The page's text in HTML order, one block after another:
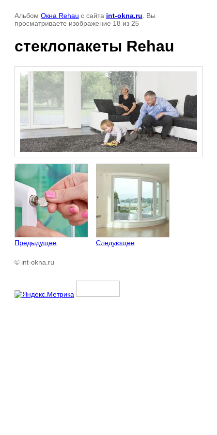
Альбом Окна Rehau с сайта int-okna.ru . Вы
просматриваете изображение 18 из 25
стеклопакеты Rehau
Предыдущее Следующее
© int-okna.ru